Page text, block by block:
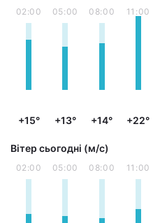
02:00
+15°
05:00
+13°
08:00
+14°
11:00
+22°
Вітер сьогодні (м/с)
02:00 05:00 08:00 11:00